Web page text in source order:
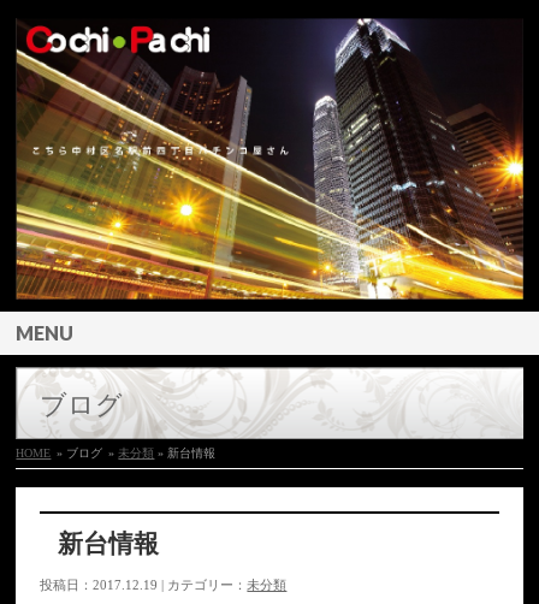
MENU
ブログ
HOME » ブログ »未分類 » 新台情報
新台情報
投稿日：2017.12.19 | カテゴリー：未分類